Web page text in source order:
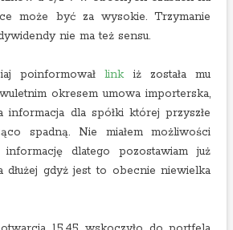
może być za wysokie. Trzymanie
nie ma też sensu.
poinformowałlinkiż została mu
okresem umowa importerska,
informacja dla spółki której przyszłe
spadną. Nie miałem możliwości
dlatego pozostawiam już
gdyż jest to obecnie niewielka